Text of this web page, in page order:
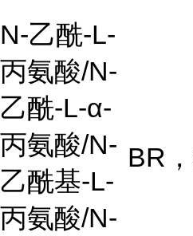
N-乙酰-L-
丙氨酸/N-
乙酰-L-α-
丙氨酸/N-
乙酰基-L-
丙氨酸/N-
BR ，